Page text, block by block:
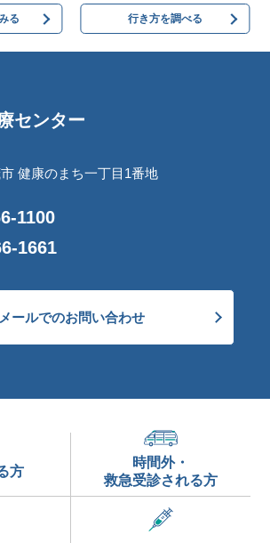
る 行き方を調べる
センター
健康のまち一丁目1番地
1100
1661
メールでのお問い合わせ
方
時間外・
救急受診される方